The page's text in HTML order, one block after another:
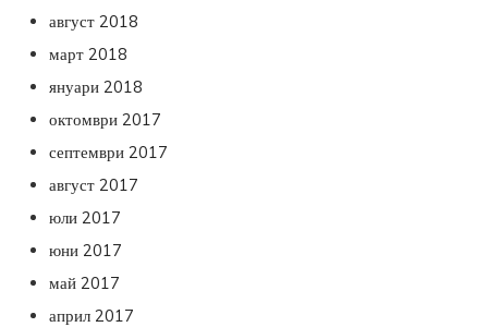
август 2018
март 2018
януари 2018
октомври 2017
септември 2017
август 2017
юли 2017
юни 2017
май 2017
април 2017